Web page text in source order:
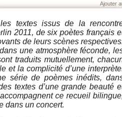
textes issus de la
2011, de six poètes français
de leurs scènes
une atmosphère féconde,
traduits mutuellement,
et la complicité d’une
série de poèmes inédits,
textes d’une grande beauté
ce recueil
dans un concert.